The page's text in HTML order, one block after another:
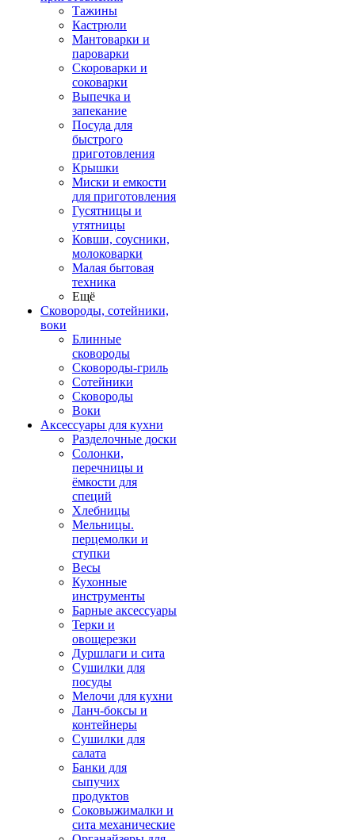
Тажины
Кастрюли
Мантоварки и
пароварки
Скороварки и
соковарки
Выпечка и
запекание
Посуда для
быстрого
приготовления
Крышки
Миски и емкости
для приготовления
Гусятницы и
утятницы
Ковши, соусники,
молоковарки
Малая бытовая
техника
Ещё
Сковороды, сотейники,
воки
Блинные
сковороды
Сковороды-гриль
Сотейники
Сковороды
Воки
Аксессуары для кухни
Разделочные доски
Солонки,
перечницы и
ёмкости для
специй
Хлебницы
Мельницы.
перцемолки и
ступки
Весы
Кухонные
инструменты
Барные аксессуары
Терки и
овощерезки
Дуршлаги и сита
Сушилки для
посуды
Мелочи для кухни
Ланч-боксы и
контейнеры
Сушилки для
салата
Банки для
сыпучих
продуктов
Соковыжималки и
сита механические